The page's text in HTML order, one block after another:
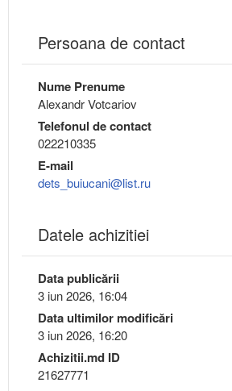
Persoana de contact
Nume Prenume
Alexandr Votcariov
Telefonul de contact
022210335
E-mail
dets_buiucani@list.ru
Datele achizitiei
Data publicării
3 iun 2026, 16:04
Data ultimilor modificări
3 iun 2026, 16:20
Achizitii.md ID
21627771